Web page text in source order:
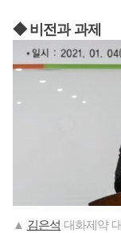
◆ 비전과 과제
▲ 김은석 대화제약